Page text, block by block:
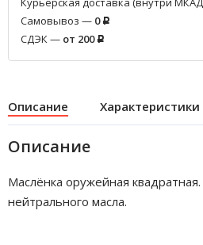
Самовывоз — 0 Р
СДЭК — от 200 Р
Описание Характеристики
Описание
Маслёнка оружейная
нейтрального масла.